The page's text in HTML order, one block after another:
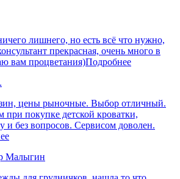
лишнего, но есть всё что нужно,
прекрасная, очень много в
вам процветания)Подробнее
цены рыночные. Выбор отличный.
при покупке детской кроватки,
и без вопросов. Сервисом доволен.
Малыгин